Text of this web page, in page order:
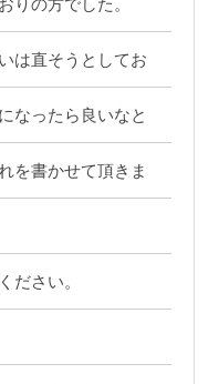
りの方でした。
は直そうとしてお
なったら良いなと
を書かせて頂きま
ださい。